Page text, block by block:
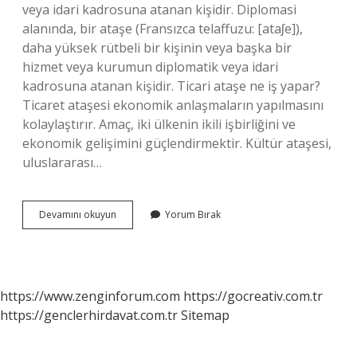
veya idari kadrosuna atanan kişidir. Diplomasi
alanında, bir ataşe (Fransızca telaffuzu: [ataʃe]), ​​
daha yüksek rütbeli bir kişinin veya başka bir
hizmet veya kurumun diplomatik veya idari
kadrosuna atanan kişidir. Ticari ataşe ne iş yapar?
Ticaret ataşesi ekonomik anlaşmaların yapılmasını
kolaylaştırır. Amaç, iki ülkenin ikili işbirliğini ve
ekonomik gelişimini güçlendirmektir. Kültür ataşesi,
uluslararası…
Devamını okuyun
Çeşit
Yorum Bırak
https://www.zenginforum.com https://gocreativ.com.tr
https://genclerhirdavat.com.trSitemap